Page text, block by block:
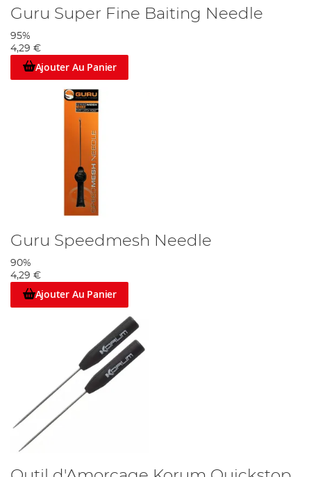
Guru Super Fine Baiting Needle
95%
4,29 €
Ajouter Au Panier
Guru Speedmesh Needle
90%
4,29 €
Ajouter Au Panier